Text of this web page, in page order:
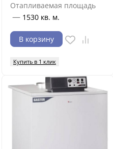
Отапливаемая площадь
— 1530 кв. м.
В корзину
Купить в 1 клик